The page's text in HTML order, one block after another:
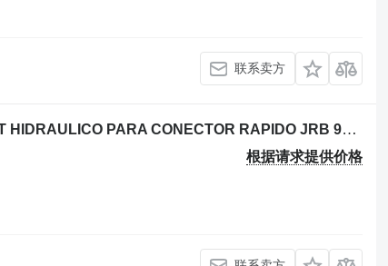
联系卖方
挖掘机 John Deere 450LC 的 液压软管 KIT HIDRAULICO PARA CONECTOR RAPIDO JRB 91T1015
根据请求提供价格